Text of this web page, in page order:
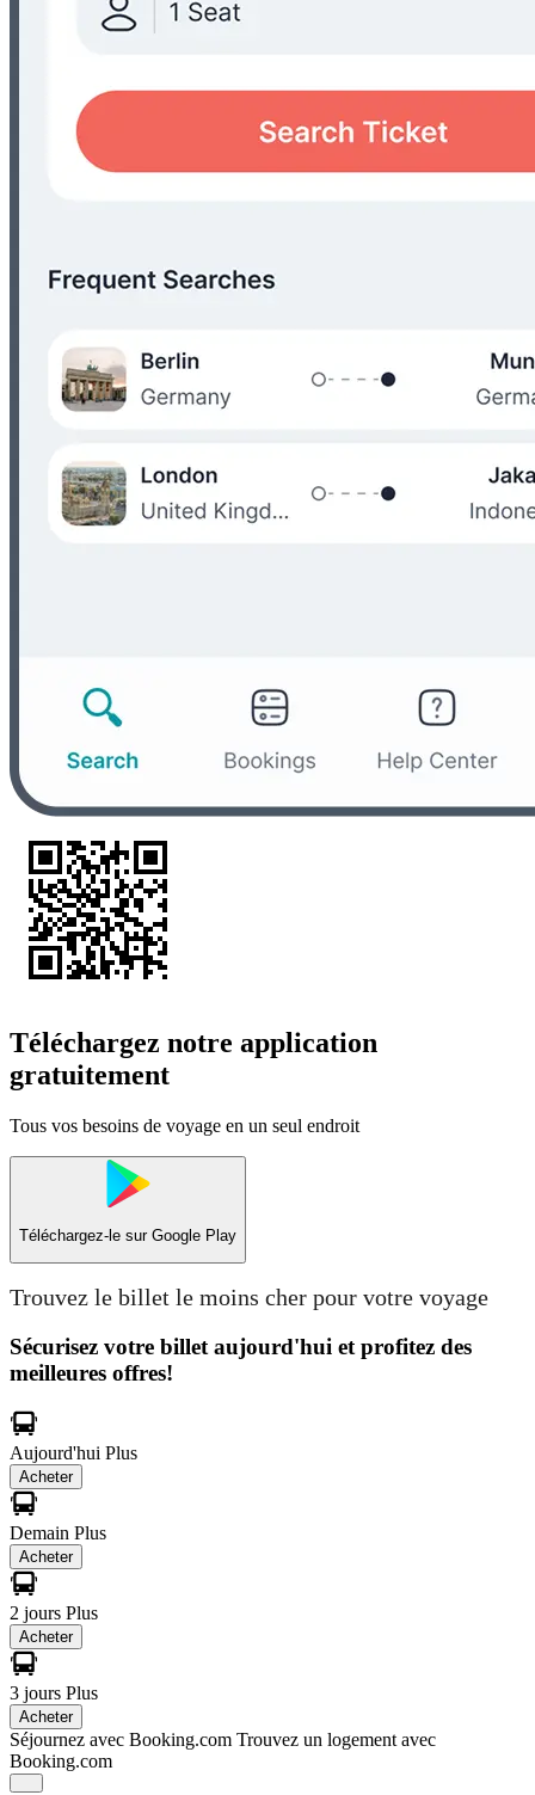
Téléchargez notre application
gratuitement
Tous vos besoins de voyage en un seul endroit
Téléchargez-le sur Google Play
Trouvez le billet le moins cher pour votre voyage
Sécurisez votre billet aujourd'hui et profitez des
meilleures offres!
Aujourd'hui Plus
Acheter
Demain Plus
Acheter
2 jours Plus
Acheter
3 jours Plus
Acheter
Séjournez avec Booking.com Trouvez un logement avec
Booking.com